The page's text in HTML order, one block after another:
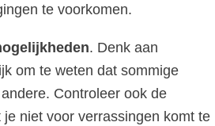
te voorkomen.
. Denk aan
om te weten dat sommige
Controleer ook de
niet voor verrassingen komt te